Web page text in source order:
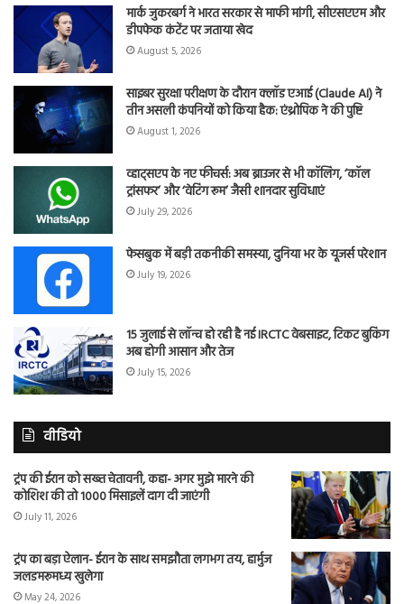
मार्क जुकरबर्ग ने भारत सरकार से माफी मांगी, सीएसएएम और
डीपफेक कंटेंट पर जताया खेद
August 5, 2026
साइबर सुरक्षा परीक्षण के दौरान क्लॉड एआई (Claude AI) ने
तीन असली कंपनियों को किया हैक: एंथ्रोपिक ने की पुष्टि
August 1, 2026
व्हाट्सएप के नए फीचर्स: अब ब्राउजर से भी कॉलिंग, ‘कॉल
ट्रांसफर’ और ‘वेटिंग रूम’ जैसी शानदार सुविधाएं
July 29, 2026
फेसबुक में बड़ी तकनीकी समस्या, दुनिया भर के यूजर्स परेशान
July 19, 2026
15 जुलाई से लॉन्च हो रही है नई IRCTC वेबसाइट, टिकट बुकिंग
अब होगी आसान और तेज
July 15, 2026
वीडियो
ट्रंप की ईरान को सख्त चेतावनी, कहा- अगर मुझे मारने की
कोशिश की तो 1000 मिसाइलें दाग दी जाएंगी
July 11, 2026
ट्रंप का बड़ा ऐलान- ईरान के साथ समझौता लगभग तय, हार्मुज
जलडमरूमध्य खुलेगा
May 24, 2026